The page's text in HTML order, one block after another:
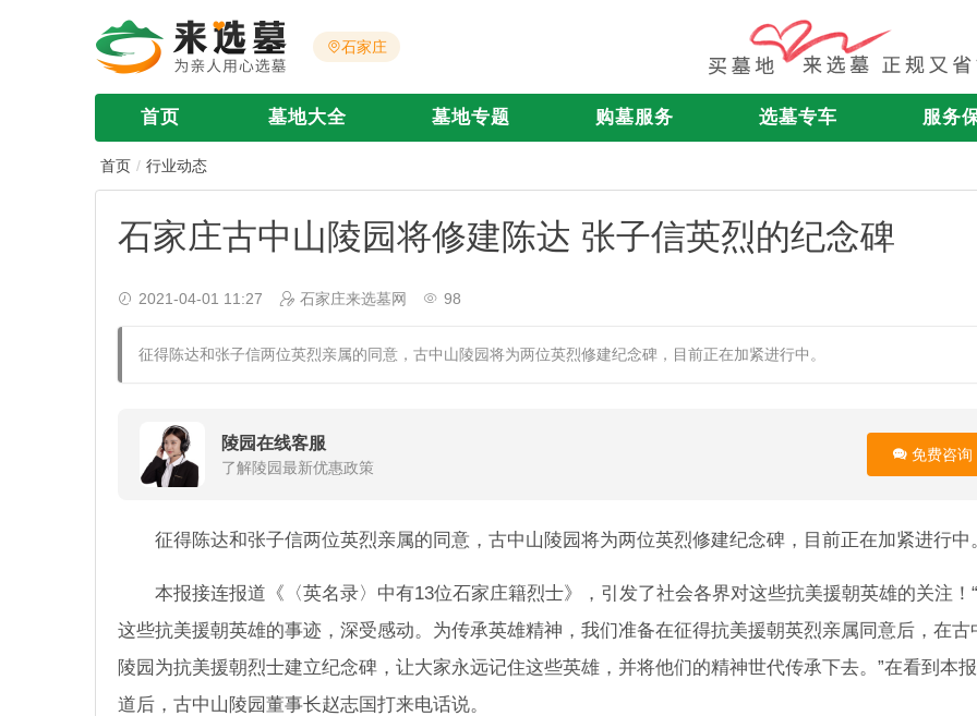
石家庄
首页 墓地大全 墓地专题 购墓服务 选墓专车 服务
首页 行业动态
石家庄古中山陵园将修建陈达 张子信英烈的纪念碑
2021-04-01 11:27 石家庄来选墓网 98
征得陈达和张子信两位英烈亲属的同意，古中山陵园将为两位英烈修建纪念碑，目前正在加紧进行中。
陵园在线客服
了解陵园最新优惠政策
免费咨询
征得陈达和张子信两位英烈亲属的同意，古中山陵园将为两位英烈修建纪念碑，目前正在加紧进行中
本报接连报道《〈英名录〉中有13位石家庄籍烈士》，引发了社会各界对这些抗美援朝英雄的关注！
这些抗美援朝英雄的事迹，深受感动。为传承英雄精神，我们准备在征得抗美援朝英烈亲属同意后，在古
陵园为抗美援朝烈士建立纪念碑，让大家永远记住这些英雄，并将他们的精神世代传承下去。”在看到本
道后，古中山陵园董事长赵志国打来电话说。